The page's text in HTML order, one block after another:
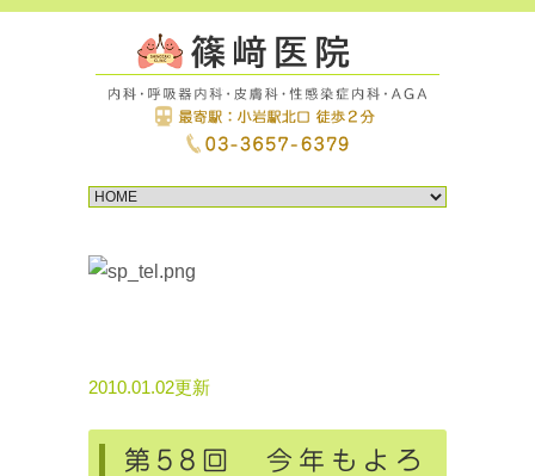
2010.01.02更新
第58回 今年もよろ